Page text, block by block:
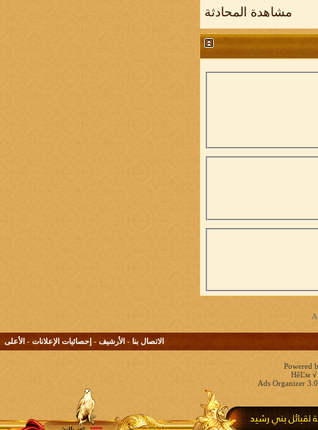
مشاهدة المحادثة
الاتصال بنا - الأرشيف - إحصائيات الإعلانات - الأعلى
Powered
HêĽм √
Ads Organizer